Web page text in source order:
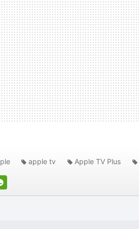
apple tv Apple TV Plus